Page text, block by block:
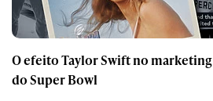
O efeito Taylor Swift no marketing
do Super Bowl